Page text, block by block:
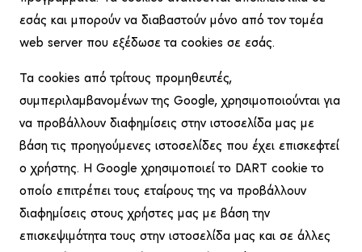
εσάς και μπορούν να διαβαστούν μόνο από τον τομέα
web server που εξέδωσε τα cookies σε εσάς.
Τα cookies από τρίτους προμηθευτές,
συμπεριλαμβανομένων της Google, χρησιμοποιούνται για
να προβάλλουν διαφημίσεις στην ιστοσελίδα μας με
βάση τις προηγούμενες ιστοσελίδες που έχει επισκεφτεί
ο χρήστης. Η Google χρησιμοποιεί το DART cookie το
οποίο επιτρέπει τους εταίρους της να προβάλλουν
διαφημίσεις στους χρήστες μας με βάση την
επισκεψιμότητα τους στην ιστοσελίδα μας και σε άλλες